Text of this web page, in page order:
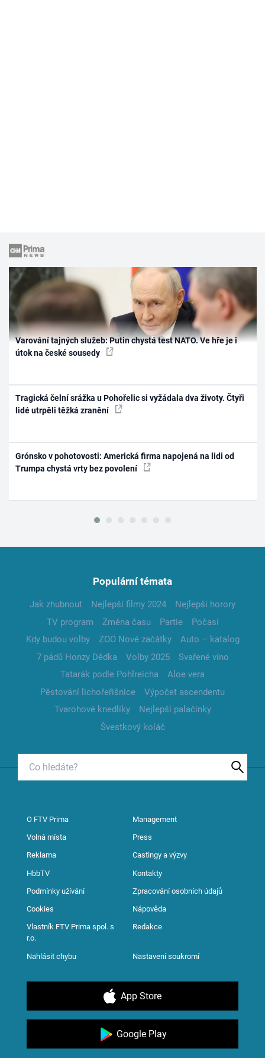
Varování tajných služeb: Putin chystá test NATO. Ve hře je i
útok na české sousedy
Tragická čelní srážka u Pohořelic si vyžádala dva životy. Čtyři
lidé utrpěli těžká zranění
Grónsko v pohotovosti: Americká firma napojená na lidi od
Trumpa chystá vrty bez povolení
Populární témata
Jak zhubnout Nejlepší filmy 2024
Nejlepší horory
TV program
Změna času Partie
Počasí
Kdy budou volby
ZOO Nové začátky
Auto – katalog
7 pádů Honzy Dědka
Volby 2025
Svařené víno
Tatarák podle Pohlreicha
Aloe vera
Pěstování lichořeřišnice
Výpočet ascendentu
Tvarohové knedlíky
Nejlepší palačinky
Švestkový koláč
O FTV Prima Management
Volná místa Press
Reklama Castingy a výzvy
HbbTV Kontakty
Podmínky užívání Zpracování osobních údajů
Cookies Nápověda
Vlastník FTV Prima spol. s
r.o.
Redakce
Nahlásit chybu Nastavení soukromí
App Store
Google Play